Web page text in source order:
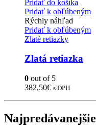
Pridať do košíka
Pridať k obľúbeným
Rýchly náhľad
Pridať k obľúbeným
Zlaté retiazky
Zlatá retiazka
0 out of 5
382,50€ s DPH
Najpredávanejšie